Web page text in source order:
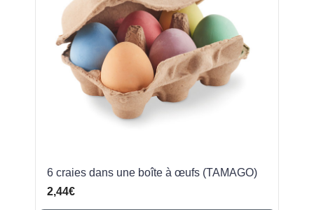
6 craies dans une boîte à œufs (TAMAGO)
2,44€